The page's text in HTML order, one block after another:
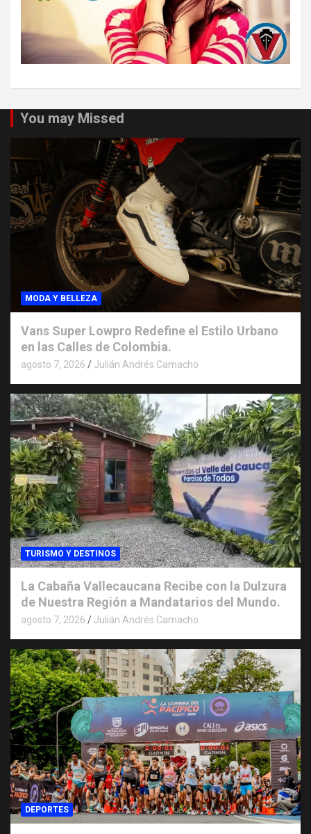
You may Missed
MODA Y BELLEZA
Vans Super Lowpro Redefine el Estilo Urbano
en las Calles de Colombia.
agosto 7, 2026 Julián Andrés Camacho
TURISMO Y DESTINOS
La Cabaña Vallecaucana Recibe con la Dulzura
de Nuestra Región a Mandatarios del Mundo.
agosto 7, 2026 Julián Andrés Camacho
DEPORTES